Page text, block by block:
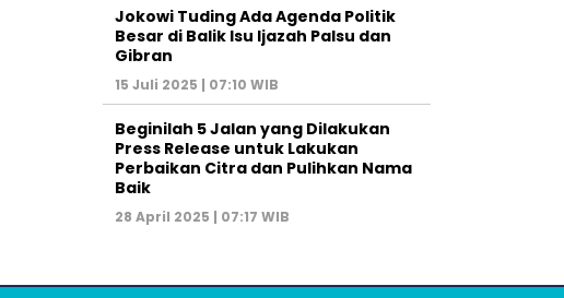
Jokowi Tuding Ada Agenda Politik
Besar di Balik Isu Ijazah Palsu dan
Gibran
15 Juli 2025 | 07:10 WIB
Beginilah 5 Jalan yang Dilakukan
Press Release untuk Lakukan
Perbaikan Citra dan Pulihkan Nama
Baik
28 April 2025 | 07:17 WIB